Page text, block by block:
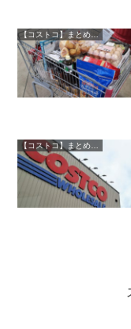
【コストコ】まとめ買いのススメ